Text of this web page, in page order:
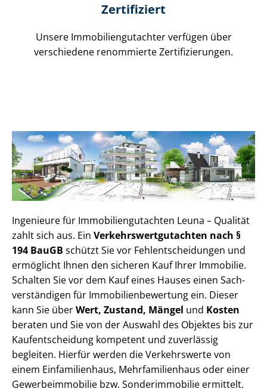
Zertifiziert
Unsere Immobilien­gutachter verfügen über
verschiedene renommierte Zer­ti­fi­zie­run­gen.
Ingenieure für Im­mo­bi­li­en­gut­ach­ten Leuna – Qualität
zahlt sich aus. Ein Ver­kehrs­wert­gut­ach­ten nach §
194 BauGB schützt Sie vor Fehl­ent­schei­dun­gen und
ermöglicht Ihnen den sicheren Kauf Ihrer Immobilie.
Schalten Sie vor dem Kauf eines Hauses einen Sach­
ver­stän­di­gen für Im­mo­bi­li­en­be­wer­tung ein. Dieser
kann Sie überWert, Zustand, Mängel und Kosten
beraten und Sie von der Auswahl des Objektes bis zur
Kauf­ent­schei­dung kompetent und zuverlässig
begleiten. Hierfür werden die Verkehrswerte von
einem Einfamilienhaus, Mehr­fa­mi­li­en­haus oder einer
Ge­wer­be­im­mo­bi­lie bzw. Sonderimmobilie ermittelt.